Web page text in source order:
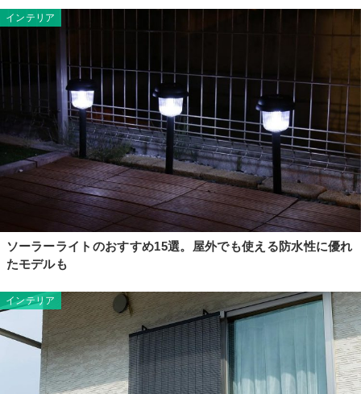
インテリア
ソーラーライトのおすすめ15選。屋外でも使える防水性に優れ
たモデルも
インテリア